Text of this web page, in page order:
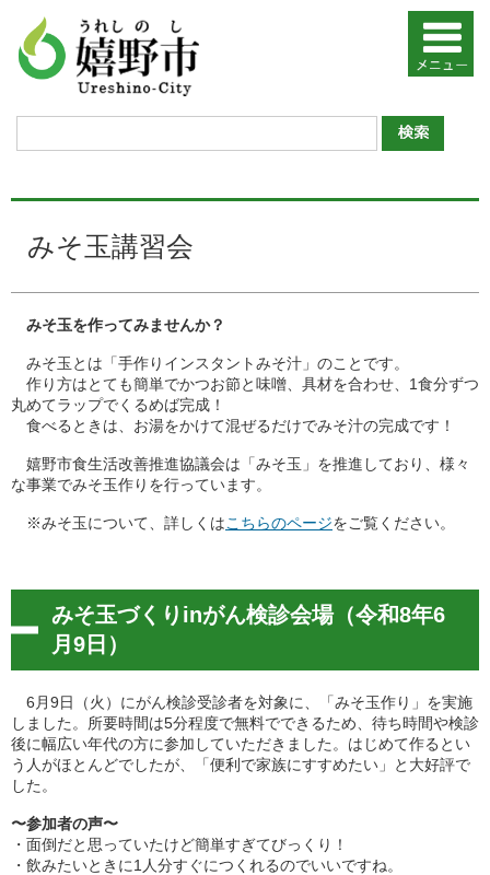
みそ玉講習会
みそ玉を作ってみませんか？
みそ玉とは「手作りインスタントみそ汁」のことです。
作り方はとても簡単でかつお節と味噌、具材を合わせ、1食分ずつ
丸めてラップでくるめば完成！
食べるときは、お湯をかけて混ぜるだけでみそ汁の完成です！
嬉野市食生活改善推進協議会は「みそ玉」を推進しており、様々
な事業でみそ玉作りを行っています。
※みそ玉について、詳しくはこちらのページをご覧ください。
みそ玉づくりinがん検診会場（令和8年6
月9日）
6月9日（火）にがん検診受診者を対象に、「みそ玉作り」を実施
しました。所要時間は5分程度で無料でできるため、待ち時間や検診
後に幅広い年代の方に参加していただきました。はじめて作るとい
う人がほとんどでしたが、「便利で家族にすすめたい」と大好評で
した。
〜参加者の声〜
・面倒だと思っていたけど簡単すぎてびっくり！
・飲みたいときに1人分すぐにつくれるのでいいですね。